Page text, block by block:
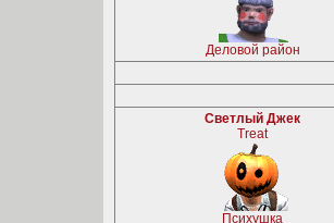
Деловой район
Светлый Джек
Treat
Психушка